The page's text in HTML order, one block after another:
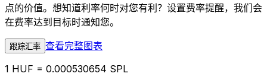
点的价值。想知道利率何时对您有利？设置费率提醒，我们会
在费率达到目标时通知您。
跟踪汇率 查看完整图表
1 HUF = 0.000530654 SPL